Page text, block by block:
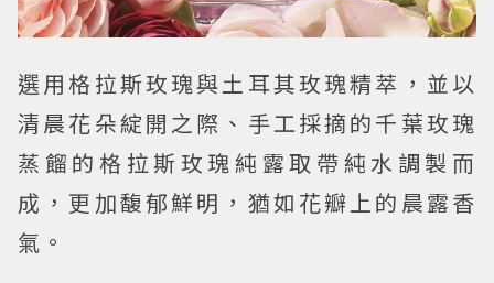
選用格拉斯玫瑰與土耳其玫瑰精萃，並以
清晨花朵綻開之際、手工採摘的千葉玫瑰
蒸餾的格拉斯玫瑰純露取帶純水調製而
成，更加馥郁鮮明，猶如花瓣上的晨露香
氣。